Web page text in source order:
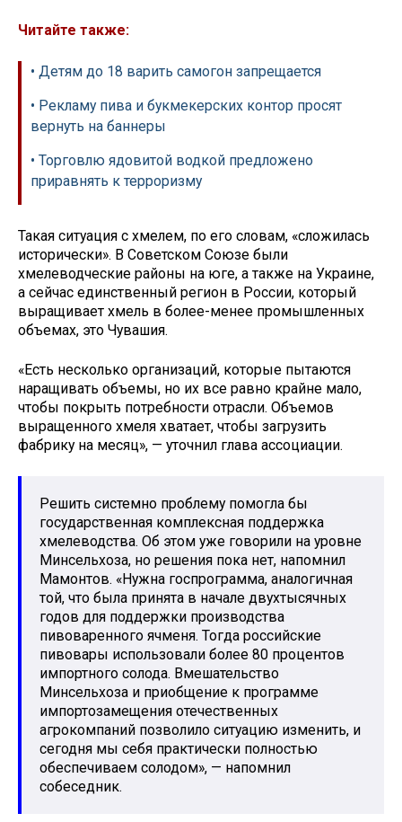
Читайте также:
• Детям до 18 варить самогон запрещается
• Рекламу пива и букмекерских контор просят
вернуть на баннеры
• Торговлю ядовитой водкой предложено
приравнять к терроризму
Такая ситуация с хмелем, по его словам, «сложилась
исторически». В Советском Союзе были
хмелеводческие районы на юге, а также на Украине,
а сейчас единственный регион в России, который
выращивает хмель в более-менее промышленных
объемах, это Чувашия.
«Есть несколько организаций, которые пытаются
наращивать объемы, но их все равно крайне мало,
чтобы покрыть потребности отрасли. Объемов
выращенного хмеля хватает, чтобы загрузить
фабрику на месяц», — уточнил глава ассоциации.
Решить системно проблему помогла бы
государственная комплексная поддержка
хмелеводства. Об этом уже говорили на уровне
Минсельхоза, но решения пока нет, напомнил
Мамонтов. «Нужна госпрограмма, аналогичная
той, что была принята в начале двухтысячных
годов для поддержки производства
пивоваренного ячменя. Тогда российские
пивовары использовали более 80 процентов
импортного солода. Вмешательство
Минсельхоза и приобщение к программе
импортозамещения отечественных
агрокомпаний позволило ситуацию изменить, и
сегодня мы себя практически полностью
обеспечиваем солодом», — напомнил
собеседник.